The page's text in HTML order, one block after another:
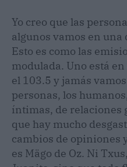
Yo creo que las
algunos vamos en
Esto es como las
modulada. Uno está
el 103.5 y jamás
personas, los
íntimas, de relaciones
que hay mucho
cambios de opiniones
es Mägo de Oz. Ni